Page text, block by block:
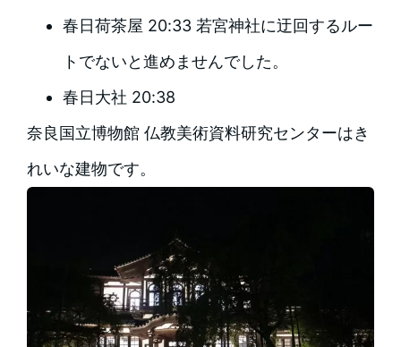
春日荷茶屋 20:33 若宮神社に迂回するルー
トでないと進めませんでした。
春日大社 20:38
奈良国立博物館 仏教美術資料研究センターはき
れいな建物です。